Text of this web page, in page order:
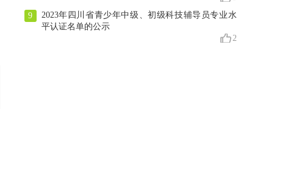
9
2023年四川省青少年中级、初级科技辅导员专业水
平认证名单的公示
2